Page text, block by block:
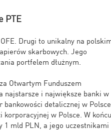
PTE
Drugi to unikalny na
skarbowych. Jego
portfelem dłużnym.
Otwartym Funduszem
najstarsze i największe banki w
bankowości detalicznej w
w Polsce. W końcu
1 mld PLN, a jego uczestnikami